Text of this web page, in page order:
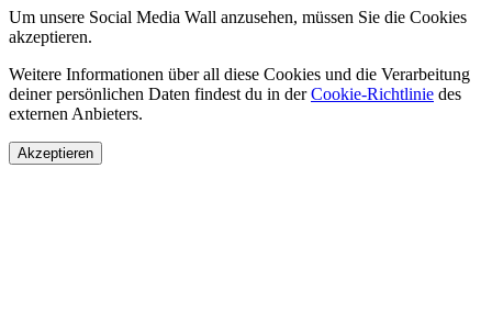
Um unsere Social Media Wall anzusehen, müssen Sie die Cookies
akzeptieren.
Weitere Informationen über all diese Cookies und die Verarbeitung
deiner persönlichen Daten findest du in derCookie-Richtlinie des
externen Anbieters.
Akzeptieren